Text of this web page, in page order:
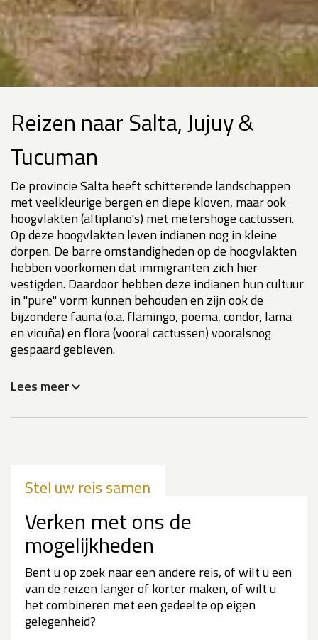
Reizen naar Salta, Jujuy &
Tucuman
De provincie Salta heeft schitterende landschappen
met veelkleurige bergen en diepe kloven, maar ook
hoogvlakten (altiplano's) met metershoge cactussen.
Op deze hoogvlakten leven indianen nog in kleine
dorpen. De barre omstandigheden op de hoogvlakten
hebben voorkomen dat immigranten zich hier
vestigden. Daardoor hebben deze indianen hun cultuur
in "pure" vorm kunnen behouden en zijn ook de
bijzondere fauna (o.a. flamingo, poema, condor, lama
en vicuña) en flora (vooral cactussen) vooralsnog
gespaard gebleven.
Lees meer
Stel uw reis samen
Verken met ons de
mogelijkheden
Bent u op zoek naar een andere reis, of wilt u een
van de reizen langer of korter maken, of wilt u
het combineren met een gedeelte op eigen
gelegenheid?